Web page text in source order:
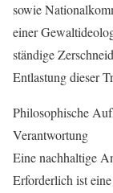
sowie
einer
ständige
Entlastung dieser
Philosophische
Verantwortung
Eine nachhaltige
Erforderlich ist